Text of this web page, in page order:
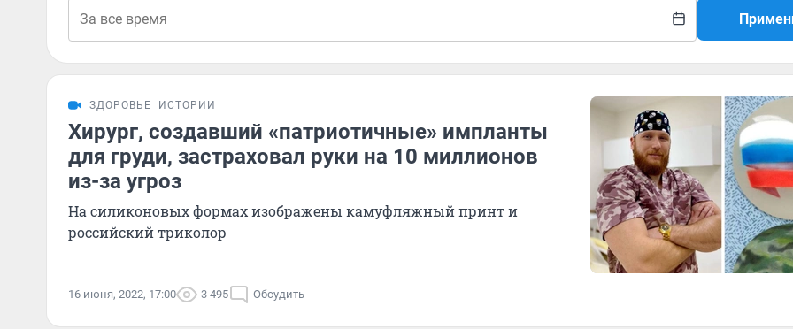
ЗДОРОВЬЕ ИСТОРИИ
Хирург, создавший «патриотичные» импланты
для груди, застраховал руки на 10 миллионов
из-за угроз
На силиконовых формах изображены камуфляжный принт и
российский триколор
16 июня, 2022, 17:00 3 495 Обсудить